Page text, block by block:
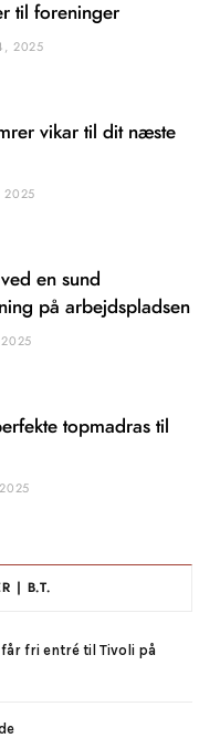
til foreninger
2025
vikar til dit næste
2025
en sund
på arbejdspladsen
2025
topmadras til
| B.T.
fri entré til Tivoli på